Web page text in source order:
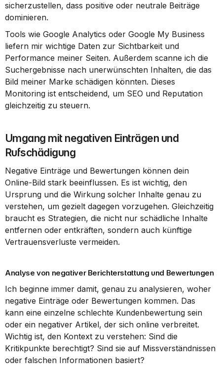
sicherzustellen, dass positive oder neutrale Beiträge
dominieren.
Tools wie Google Analytics oder Google My Business
liefern mir wichtige Daten zur Sichtbarkeit und
Performance meiner Seiten. Außerdem scanne ich die
Suchergebnisse nach unerwünschten Inhalten, die das
Bild meiner Marke schädigen könnten. Dieses
Monitoring ist entscheidend, um SEO und Reputation
gleichzeitig zu steuern.
Umgang mit negativen Einträgen und
Rufschädigung
Negative Einträge und Bewertungen können dein
Online-Bild stark beeinflussen. Es ist wichtig, den
Ursprung und die Wirkung solcher Inhalte genau zu
verstehen, um gezielt dagegen vorzugehen. Gleichzeitig
braucht es Strategien, die nicht nur schädliche Inhalte
entfernen oder entkräften, sondern auch künftige
Vertrauensverluste vermeiden.
Analyse von negativer Berichterstattung und Bewertungen
Ich beginne immer damit, genau zu analysieren, woher
negative Einträge oder Bewertungen kommen. Das
kann eine einzelne schlechte Kundenbewertung sein
oder ein negativer Artikel, der sich online verbreitet.
Wichtig ist, den Kontext zu verstehen: Sind die
Kritikpunkte berechtigt? Sind sie auf Missverständnissen
oder falschen Informationen basiert?